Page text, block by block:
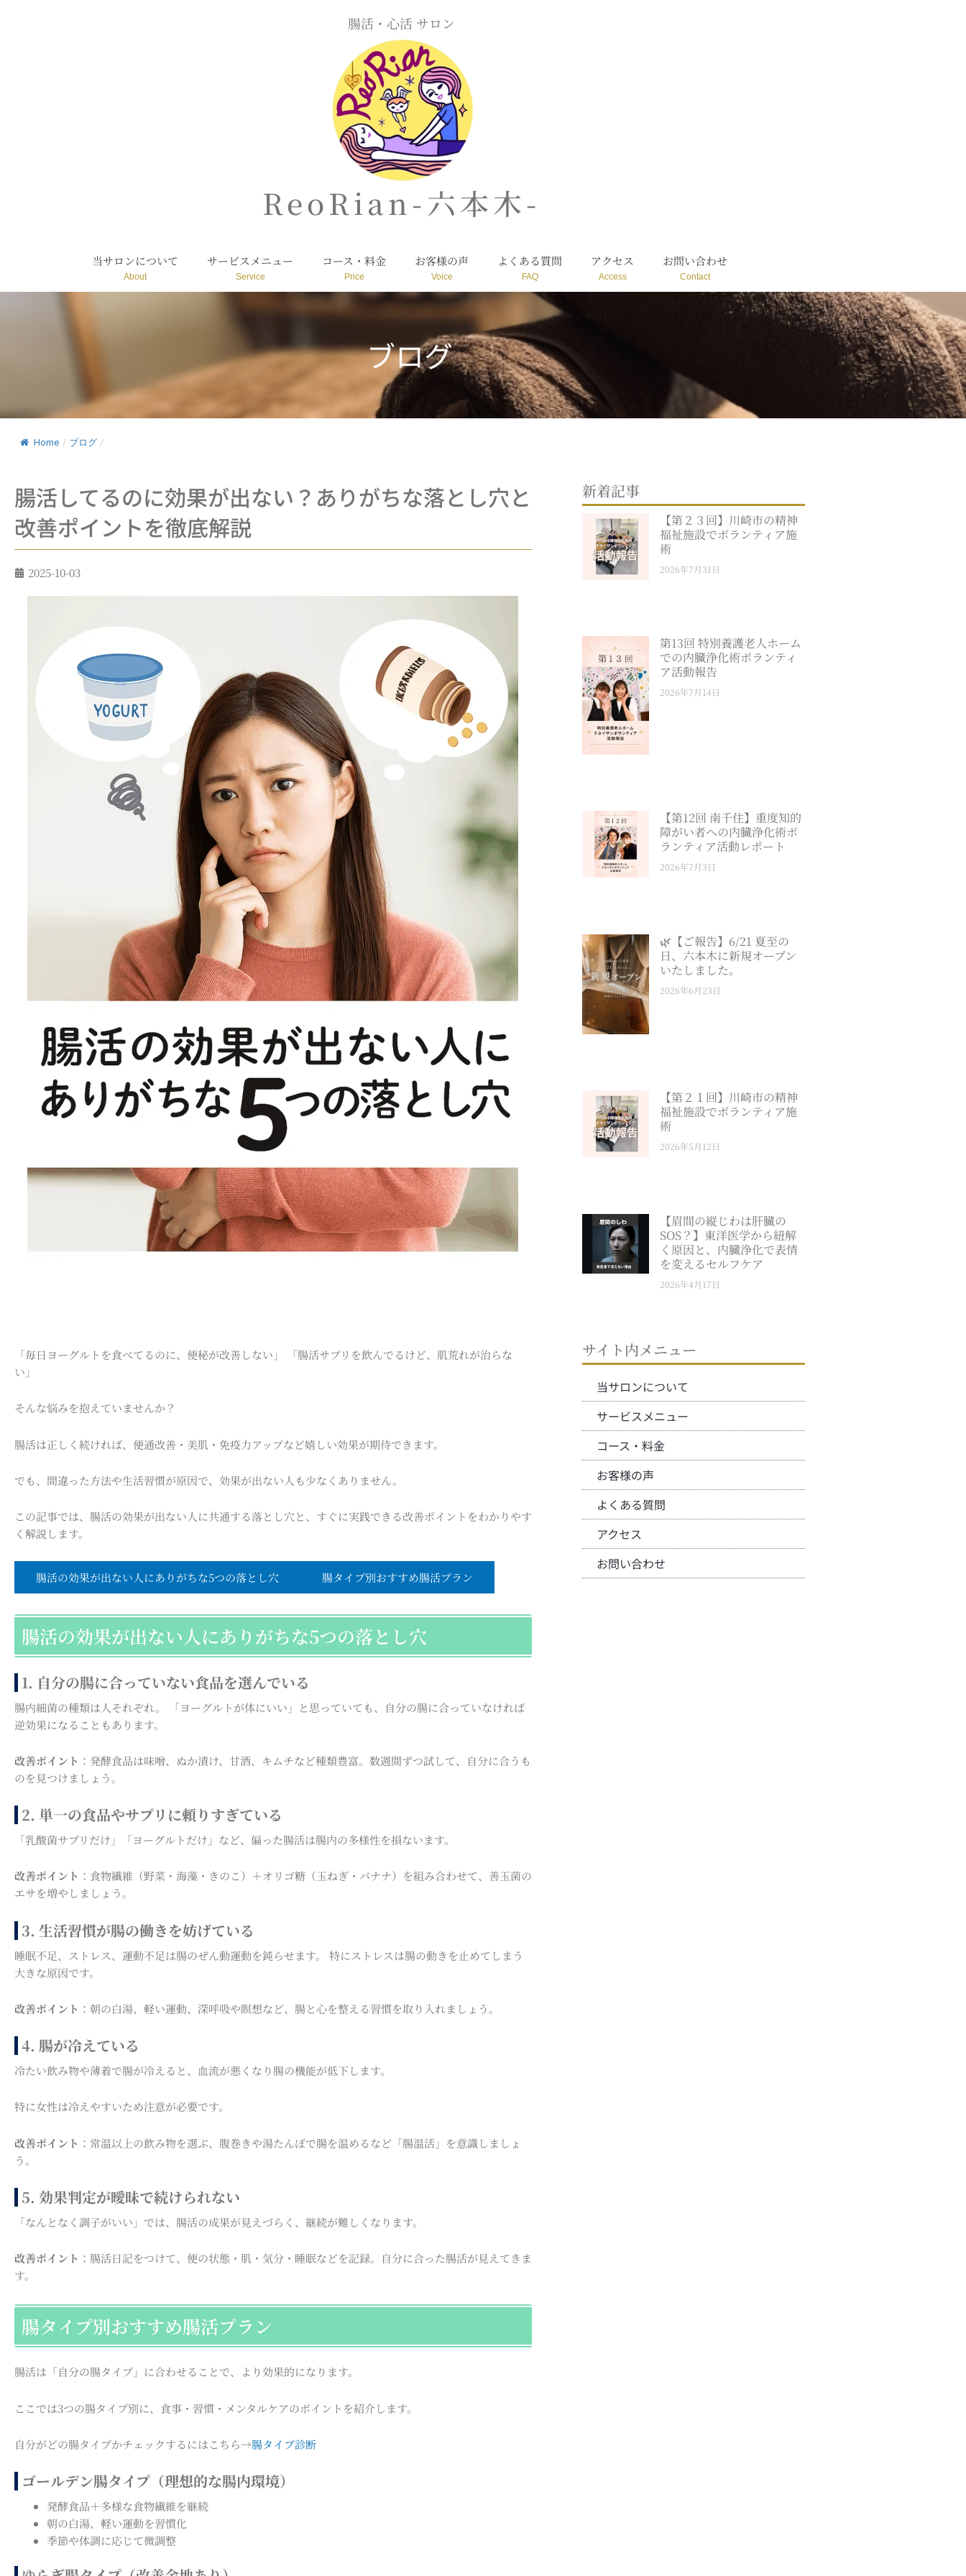
腸活・心活 サロン
ReoRian-六本木-
当サロンについて サービスメニュー コース・料金 お客様の声 よくある質問 アクセス お問い合わせ
ブログ
Home / ブログ /
腸活してるのに効果が出ない？ありがちな落とし穴と
改善ポイントを徹底解説
2025-10-03
「毎日ヨーグルトを食べてるのに、便秘が改善しない」 「腸活サプリを飲んでるけど、肌荒れが治らな
い」
そんな悩みを抱えていませんか？
腸活は正しく続ければ、便通改善・美肌・免疫力アップなど嬉しい効果が期待できます。
でも、間違った方法や生活習慣が原因で、効果が出ない人も少なくありません。
この記事では、腸活の効果が出ない人に共通する落とし穴と、すぐに実践できる改善ポイントをわかりやす
く解説します。
腸活の効果が出ない人にありがちな5つの落とし穴 腸タイプ別おすすめ腸活プラン
腸活の効果が出ない人にありがちな5つの落とし穴
1. 自分の腸に合っていない食品を選んでいる
腸内細菌の種類は人それぞれ。 「ヨーグルトが体にいい」と思っていても、自分の腸に合っていなければ
逆効果になることもあります。
改善ポイント ：発酵食品は味噌、ぬか漬け、甘酒、キムチなど種類豊富。数週間ずつ試して、自分に合うも
のを見つけましょう。
2. 単一の食品やサプリに頼りすぎている
「乳酸菌サプリだけ」「ヨーグルトだけ」など、偏った腸活は腸内の多様性を損ないます。
改善ポイント ：食物繊維（野菜・海藻・きのこ）＋オリゴ糖（玉ねぎ・バナナ）を組み合わせて、善玉菌の
エサを増やしましょう。
3. 生活習慣が腸の働きを妨げている
睡眠不足、ストレス、運動不足は腸のぜん動運動を鈍らせます。 特にストレスは腸の動きを止めてしまう
大きな原因です。
改善ポイント ：朝の白湯、軽い運動、深呼吸や瞑想など、腸と心を整える習慣を取り入れましょう。
4. 腸が冷えている
冷たい飲み物や薄着で腸が冷えると、血流が悪くなり腸の機能が低下します。
特に女性は冷えやすいため注意が必要です。
改善ポイント ：常温以上の飲み物を選ぶ、腹巻きや湯たんぽで腸を温めるなど「腸温活」を意識しましょ
う。
5. 効果判定が曖昧で続けられない
「なんとなく調子がいい」では、腸活の成果が見えづらく、継続が難しくなります。
改善ポイント ：腸活日記をつけて、便の状態・肌・気分・睡眠などを記録。自分に合った腸活が見えてきま
す。
腸タイプ別おすすめ腸活プラン
腸活は「自分の腸タイプ」に合わせることで、より効果的になります。
ここでは3つの腸タイプ別に、食事・習慣・メンタルケアのポイントを紹介します。
自分がどの腸タイプかチェックするにはこちら→腸タイプ診断
ゴールデン腸タイプ（理想的な腸内環境）
発酵食品＋多様な食物繊維を継続
朝の白湯、軽い運動を習慣化
季節や体調に応じて微調整
新着記事
【第２３回】川崎市の精神
福祉施設でボランティア施
術
2026年7月31日
第13回 特別養護老人ホーム
での内臓浄化術ボランティ
ア活動報告
2026年7月14日
【第12回 南千住】重度知的
障がい者への内臓浄化術ボ
ランティア活動レポート
2026年7月3日
🌿【ご報告】6/21 夏至の
日、六本木に新規オープン
いたしました。
2026年6月23日
【第２１回】川崎市の精神
福祉施設でボランティア施
術
2026年5月12日
【眉間の縦じわは肝臓の
SOS？】東洋医学から紐解
く原因と、内臓浄化で表情
を変えるセルフケア
2026年4月17日
サイト内メニュー
当サロンについて
サービスメニュー
コース・料金
お客様の声
よくある質問
アクセス
お問い合わせ